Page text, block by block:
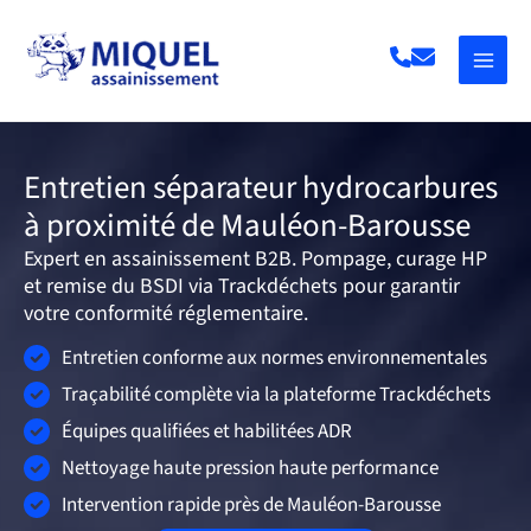
contenu
Entretien séparateur hydrocarbures
à proximité de Mauléon-Barousse
Expert en assainissement B2B. Pompage, curage HP
et remise du BSDI via Trackdéchets pour garantir
votre conformité réglementaire.
Entretien conforme aux normes environnementales
Traçabilité complète via la plateforme Trackdéchets
Équipes qualifiées et habilitées ADR
Nettoyage haute pression haute performance
Intervention rapide près de Mauléon-Barousse